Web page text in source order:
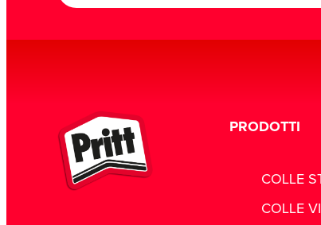
PRODOTTI
COLLE
COLLE